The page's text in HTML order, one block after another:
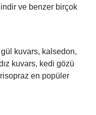
ve benzer birçok
kuvars, kalsedon,
kuvars, kedi gözü
en popüler